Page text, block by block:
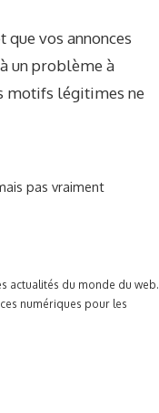
vos annonces
un problème à
motifs légitimes ne
pas vraiment
actualités du monde du web.
numériques pour les